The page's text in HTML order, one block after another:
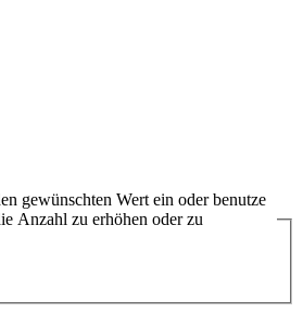
gewünschten Wert ein oder benutze
Anzahl zu erhöhen oder zu